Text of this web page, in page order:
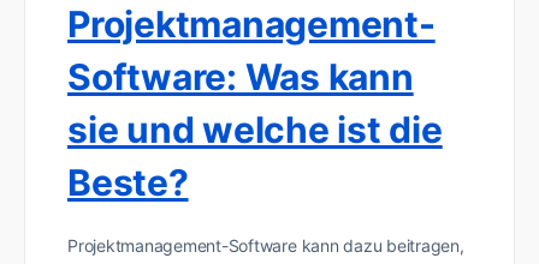
Projektmanagement-
Software: Was kann
sie und welche ist die
Beste?
Projektmanagement-Software kann dazu beitragen,